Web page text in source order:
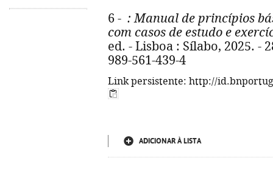
6 - : Manual de princípios
com casos de estudo e
ed. - Lisboa : Sílabo, 2025. -
989-561-439-4
Link persistente: http://
ADICIONAR À LISTA